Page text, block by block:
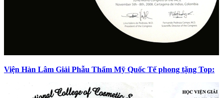
Viện Hàn Lâm Giải Phẫu Thẩm Mỹ Quốc Tế phong tặng Top: